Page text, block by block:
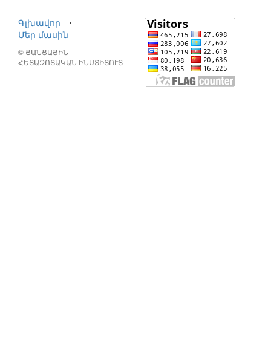
Գլխավոր
⋅
Մեր մասին
© ՑԱՆՑԱՅԻՆ
ՀԵՏԱԶՈՏԱԿԱՆ ԻՆՍՏԻՏՈՒՏ